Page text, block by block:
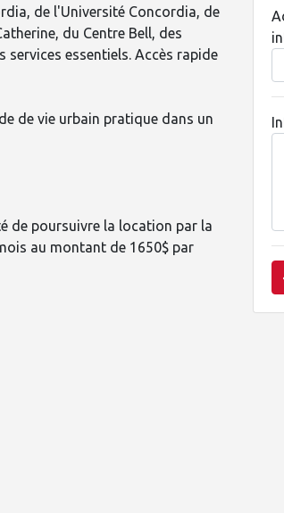
de l'Université Concordia, de
du Centre Bell, des
essentiels. Accès rapide
de vie urbain pratique dans un
de poursuivre la location par la
au montant de 1650$ par